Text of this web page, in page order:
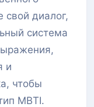
свой диалог,
система
и
чтобы
MBTI.